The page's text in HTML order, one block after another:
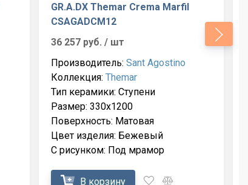
GR.A.DX Themar Crema Marfil
CSAGADCM12
36 257 руб./ шт
Производитель:Sant Agostino
Коллекция:Themar
Тип керамики: Ступени
Размер: 330x1200
Поверхность: Матовая
Цвет изделия: Бежевый
С рисунком: Под мрамор
В корзину